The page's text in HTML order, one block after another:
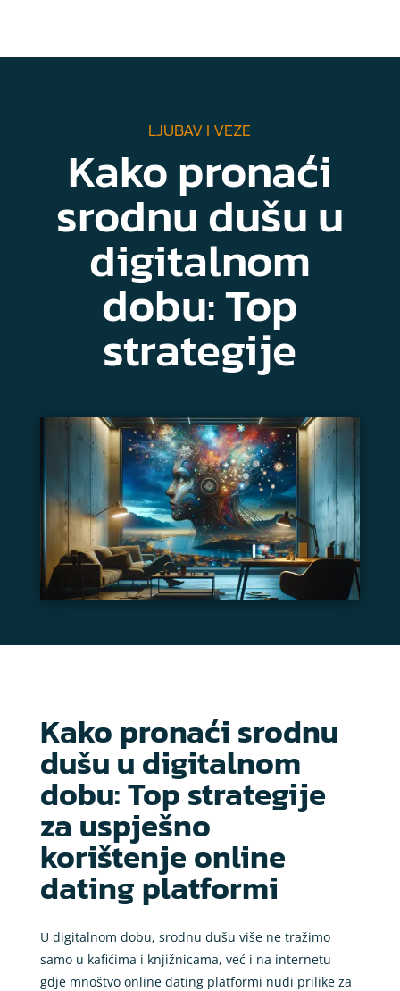
LJUBAV I VEZE
Kako pronaći
srodnu dušu u
digitalnom
dobu: Top
strategije
Kako pronaći srodnu
dušu u digitalnom
dobu: Top strategije
za uspješno
korištenje online
dating platformi
U digitalnom dobu, srodnu dušu više ne tražimo
samo u kafićima i knjižnicama, već i na internetu
gdje mnoštvo online dating platformi nudi prilike za